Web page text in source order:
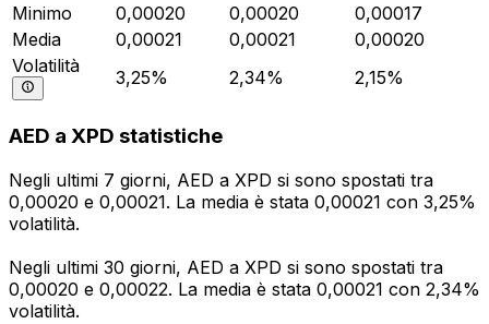
Minimo
0,00020 0,00020
0,00017
Media
0,00021 0,00021
0,00020
Volatilità
3,25% 2,34% 2,15%
AED a XPD statistiche
Negli ultimi 7 giorni, AED a XPD si sono spostati tra
0,00020 e 0,00021. La media è stata 0,00021 con 3,25%
volatilità.
Negli ultimi 30 giorni, AED a XPD si sono spostati tra
0,00020 e 0,00022. La media è stata 0,00021 con 2,34%
volatilità.